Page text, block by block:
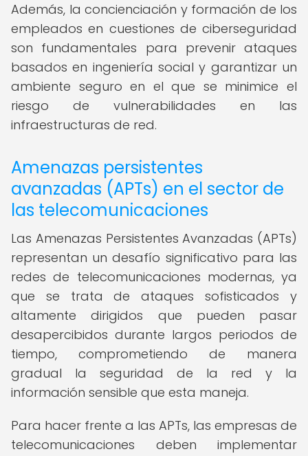
Además, la concienciación y formación de los
empleados en cuestiones de ciberseguridad
son fundamentales para prevenir ataques
basados en ingeniería social y garantizar un
ambiente seguro en el que se minimice el
riesgo de vulnerabilidades en las
infraestructuras de red.
Amenazas persistentes
avanzadas (APTs) en el sector de
las telecomunicaciones
Las Amenazas Persistentes Avanzadas (APTs)
representan un desafío significativo para las
redes de telecomunicaciones modernas, ya
que se trata de ataques sofisticados y
altamente dirigidos que pueden pasar
desapercibidos durante largos periodos de
tiempo, comprometiendo de manera
gradual la seguridad de la red y la
información sensible que esta maneja.
Para hacer frente a las APTs, las empresas de
telecomunicaciones deben implementar